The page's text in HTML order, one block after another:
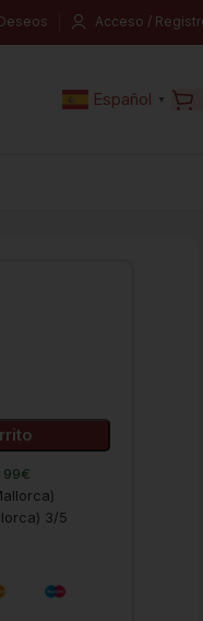
Acceso /
Español ▼
99€
3/5